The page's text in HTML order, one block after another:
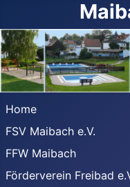
Home
FSV Maibach e.V.
FFW Maibach
Förderverein Freibad